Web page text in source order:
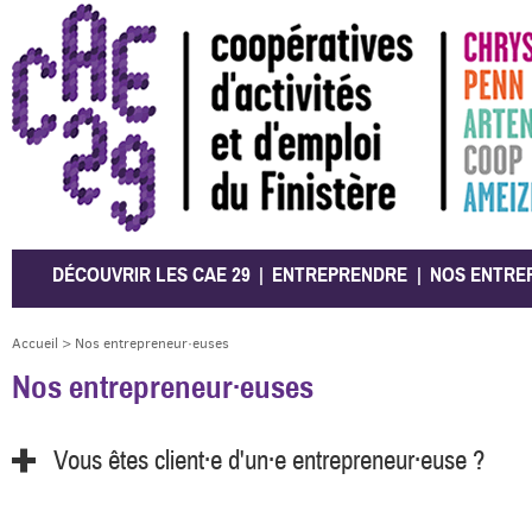
CAE 29
DÉCOUVRIR LES CAE 29 ENTREPRENDRE NOS
Accueil > Nos entrepreneur·euses
Nos entrepreneur·euses
Vous êtes client·e d'un·e entrepreneur·euse ?